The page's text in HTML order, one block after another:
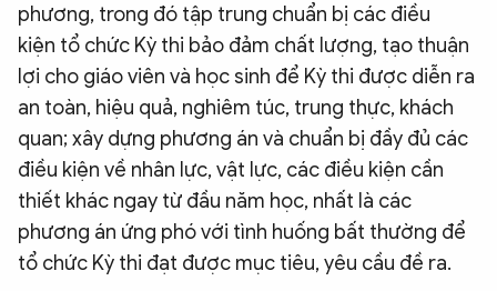
phương, trong đó tập trung chuẩn bị các điều
kiện tổ chức Kỳ thi bảo đảm chất lượng, tạo thuận
lợi cho giáo viên và học sinh để Kỳ thi được diễn ra
an toàn, hiệu quả, nghiêm túc, trung thực, khách
quan; xây dựng phương án và chuẩn bị đầy đủ các
điều kiện về nhân lực, vật lực, các điều kiện cần
thiết khác ngay từ đầu năm học, nhất là các
phương án ứng phó với tình huống bất thường để
tổ chức Kỳ thi đạt được mục tiêu, yêu cầu đề ra.